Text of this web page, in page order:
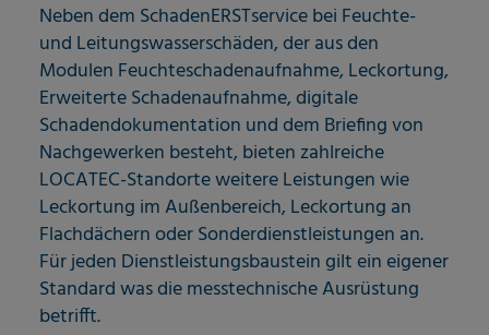
Neben dem SchadenERSTservice bei Feuchte-
und Leitungswasserschäden, der aus den
Modulen Feuchteschadenaufnahme, Leckortung,
Erweiterte Schadenaufnahme, digitale
Schadendokumentation und dem Briefing von
Nachgewerken besteht, bieten zahlreiche
LOCATEC-Standorte weitere Leistungen wie
Leckortung im Außenbereich, Leckortung an
Flachdächern oder Sonderdienstleistungen an.
Für jeden Dienstleistungsbaustein gilt ein eigener
Standard was die messtechnische Ausrüstung
betrifft.